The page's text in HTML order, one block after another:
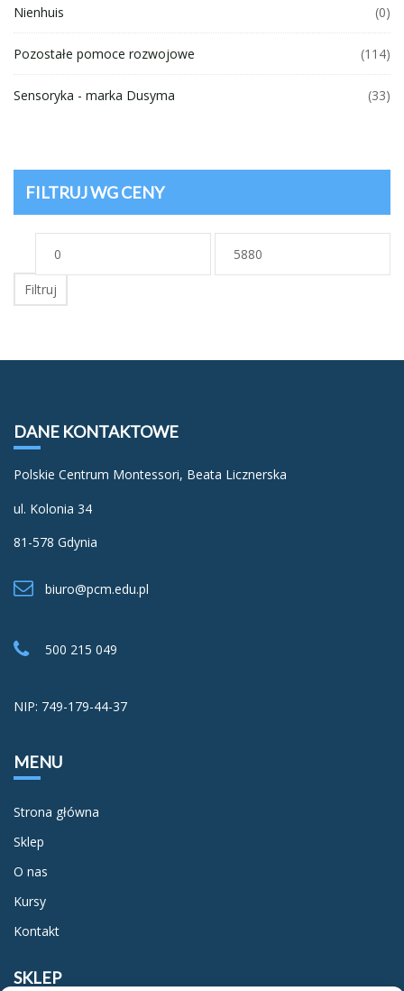
Nienhuis (0)
Pozostałe pomoce rozwojowe (114)
Sensoryka - marka Dusyma (33)
FILTRUJ WG CENY
Cena
min
Cena
max
Filtruj
DANE KONTAKTOWE
Polskie Centrum Montessori, Beata Licznerska
ul. Kolonia 34
81-578 Gdynia
biuro@pcm.edu.pl
500 215 049
NIP: 749-179-44-37
MENU
Strona główna
Sklep
O nas
Kursy
Kontakt
SKLEP